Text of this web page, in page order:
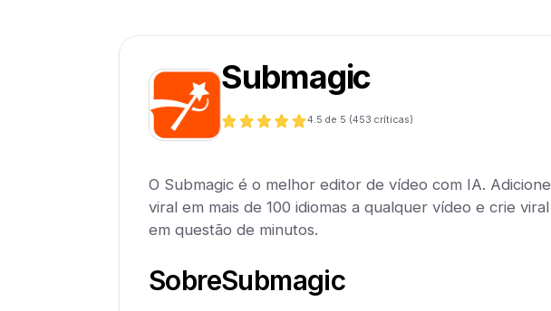
Submagic
4.5 de 5 (453 críticas)
O Submagic é o melhor editor de vídeo com IA. Adicione
viral em mais de 100 idiomas a qualquer vídeo e crie viral
em questão de minutos.
SobreSubmagic